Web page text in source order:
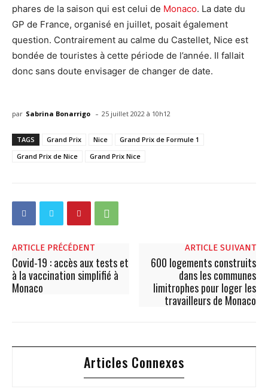
phares de la saison qui est celui de Monaco. La date du
GP de France, organisé en juillet, posait également
question. Contrairement au calme du Castellet, Nice est
bondée de touristes à cette période de l’année. Il fallait
donc sans doute envisager de changer de date.
par Sabrina Bonarrigo - 25 juillet 2022 à 10h12
TAGS Grand Prix Nice
Grand Prix de Formule 1
Grand Prix de Nice
Grand Prix Nice
ARTICLE PRÉCÉDENT
Covid-19 : accès aux tests et
à la vaccination simplifié à
Monaco
ARTICLE SUIVANT
600 logements construits
dans les communes
limitrophes pour loger les
travailleurs de Monaco
Articles Connexes